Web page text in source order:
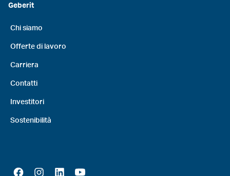
Geberit
Chi siamo
Offerte di lavoro
Carriera
Contatti
Investitori
Sostenibilità